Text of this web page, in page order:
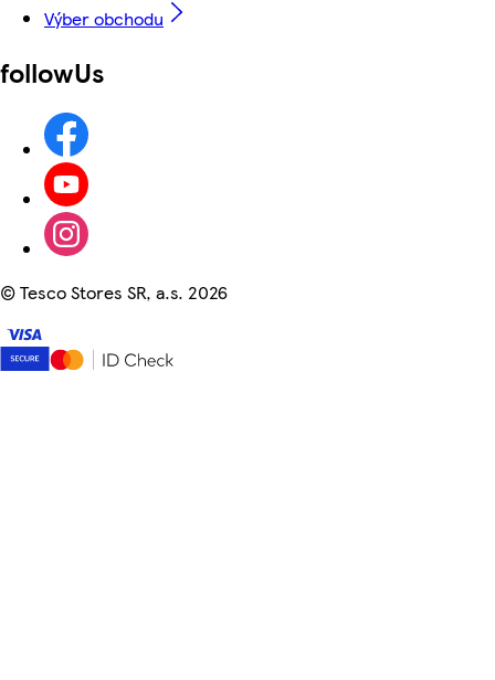
Výber obchodu
followUs
©Tesco Stores SR, a.s. 2026